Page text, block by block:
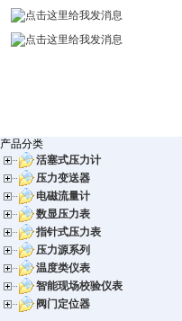
产品分类
活塞式压力计
压力变送器
电磁流量计
数显压力表
指针式压力表
压力源系列
温度类仪表
智能现场校验仪表
阀门定位器